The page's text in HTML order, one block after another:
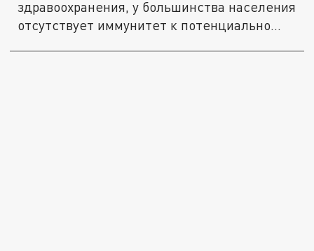
здравоохранения, у большинства населения
отсутствует иммунитет к потенциально...